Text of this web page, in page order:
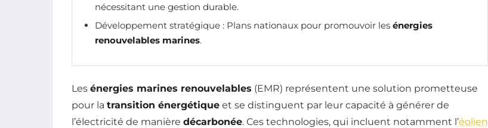
nécessitant une gestion durable.
Développement stratégique : Plans nationaux pour promouvoir les énergies
renouvelables marines.
Les énergies marines renouvelables (EMR) représentent une solution prometteuse
pour la transition énergétique et se distinguent par leur capacité à générer de
l’électricité de manière décarbonée. Ces technologies, qui incluent notamment l’éolien